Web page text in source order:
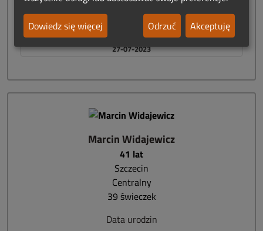
15-09-1929
Data śmierci
27-07-2023
Marcin Widajewicz
41 lat
Szczecin
Centralny
39 świeczek
Data urodzin
Dowiedz się więcej
Odrzuć Akceptuję